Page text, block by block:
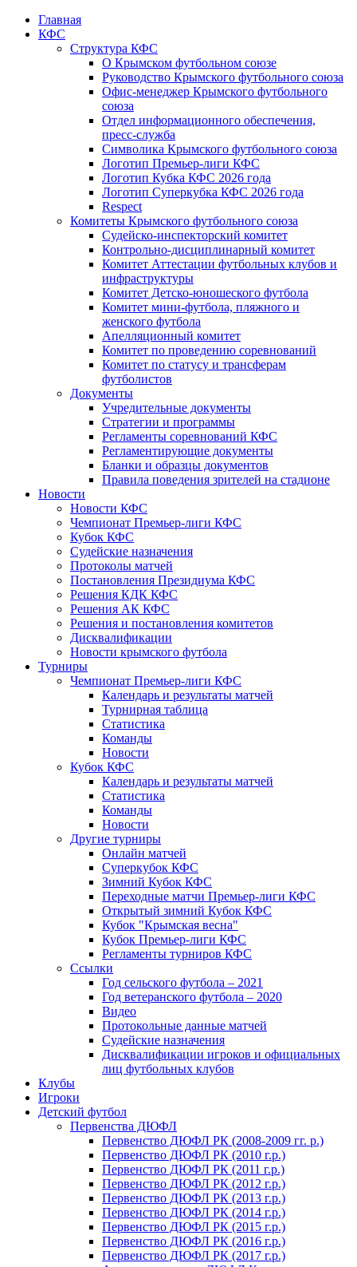
Главная
КФС
Структура КФС
О Крымском футбольном союзе
Руководство Крымского футбольного союза
Офис-менеджер Крымского футбольного
союза
Отдел информационного обеспечения,
пресс-служба
Символика Крымского футбольного союза
Логотип Премьер-лиги КФС
Логотип Кубка КФС 2026 года
Логотип Суперкубка КФС 2026 года
Respect
Комитеты Крымского футбольного союза
Судейско-инспекторский комитет
Контрольно-дисциплинарный комитет
Комитет Аттестации футбольных клубов и
инфраструктуры
Комитет Детско-юношеского футбола
Комитет мини-футбола, пляжного и
женского футбола
Апелляционный комитет
Комитет по проведению соревнований
Комитет по статусу и трансферам
футболистов
Документы
Учредительные документы
Стратегии и программы
Регламенты соревнований КФС
Регламентирующие документы
Бланки и образцы документов
Правила поведения зрителей на стадионе
Новости
Новости КФС
Чемпионат Премьер-лиги КФС
Кубок КФС
Судейские назначения
Протоколы матчей
Постановления Президиума КФС
Решения КДК КФС
Решения АК КФС
Решения и постановления комитетов
Дисквалификации
Новости крымского футбола
Турниры
Чемпионат Премьер-лиги КФС
Календарь и результаты матчей
Турнирная таблица
Статистика
Команды
Новости
Кубок КФС
Календарь и результаты матчей
Статистика
Команды
Новости
Другие турниры
Онлайн матчей
Суперкубок КФС
Зимний Кубок КФС
Переходные матчи Премьер-лиги КФС
Открытый зимний Кубок КФС
Кубок "Крымская весна"
Кубок Премьер-лиги КФС
Регламенты турниров КФС
Ссылки
Год сельского футбола – 2021
Год ветеранского футбола – 2020
Видео
Протокольные данные матчей
Судейские назначения
Дисквалификации игроков и официальных
лиц футбольных клубов
Клубы
Игроки
Детский футбол
Первенства ДЮФЛ
Первенство ДЮФЛ РК (2008-2009 гг. р.)
Первенство ДЮФЛ РК (2010 г.р.)
Первенство ДЮФЛ РК (2011 г.р.)
Первенство ДЮФЛ РК (2012 г.р.)
Первенство ДЮФЛ РК (2013 г.р.)
Первенство ДЮФЛ РК (2014 г.р.)
Первенство ДЮФЛ РК (2015 г.р.)
Первенство ДЮФЛ РК (2016 г.р.)
Первенство ДЮФЛ РК (2017 г.р.)